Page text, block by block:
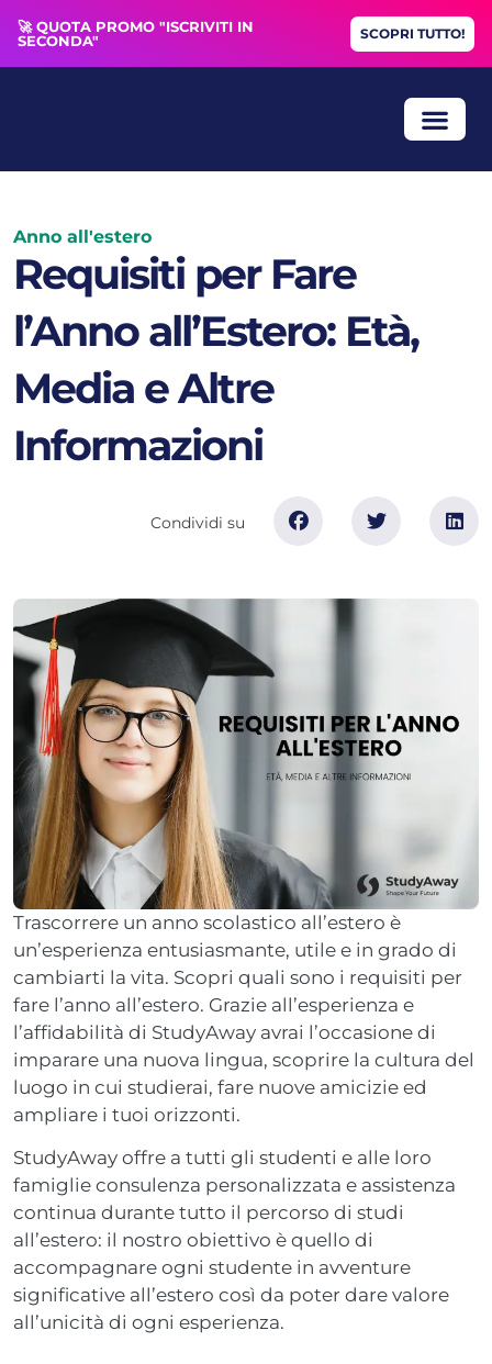
🚀 QUOTA PROMO "ISCRIVITI IN
SECONDA"
SCOPRI TUTTO!
Anno all'estero
Requisiti per Fare
l’Anno all’Estero: Età,
Media e Altre
Informazioni
Trascorrere un anno scolastico all’estero è
un’esperienza entusiasmante, utile e in grado di
cambiarti la vita. Scopri quali sono i requisiti per
fare l’anno all’estero. Grazie all’esperienza e
l’affidabilità di StudyAway avrai l’occasione di
imparare una nuova lingua, scoprire la cultura del
luogo in cui studierai, fare nuove amicizie ed
ampliare i tuoi orizzonti.
StudyAway offre a tutti gli studenti e alle loro
famiglie consulenza personalizzata e assistenza
continua durante tutto il percorso di studi
all’estero: il nostro obiettivo è quello di
accompagnare ogni studente in avventure
significative all’estero così da poter dare valore
all’unicità di ogni esperienza.